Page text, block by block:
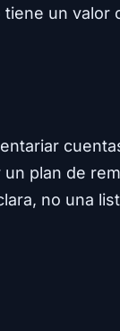
un valor
plan de
no una